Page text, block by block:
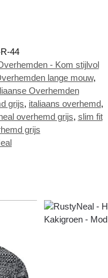
44
- Kom stijlvol
lange mouw,
Overhemden
grijs, italiaans overhemd,
overhemd grijs, slim fit
grijs